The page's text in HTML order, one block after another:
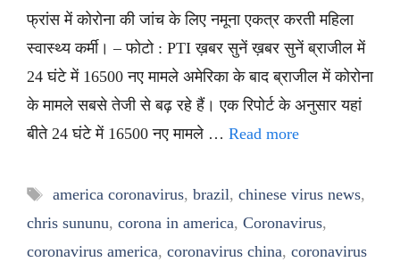
फ्रांस में कोरोना की जांच के लिए नमूना एकत्र करती महिला
स्वास्थ्य कर्मी। – फोटो : PTI ख़बर सुनें ख़बर सुनें ब्राजील में
24 घंटे में 16500 नए मामले अमेरिका के बाद ब्राजील में कोरोना
के मामले सबसे तेजी से बढ़ रहे हैं। एक रिपोर्ट के अनुसार यहां
बीते 24 घंटे में 16500 नए मामले … Read more
Tags
america coronavirus, brazil, chinese virus news,
chris sununu, corona in america, Coronavirus,
coronavirus america, coronavirus china, coronavirus